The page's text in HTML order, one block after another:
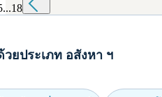
...18
ยประเภท อสังหา ฯ